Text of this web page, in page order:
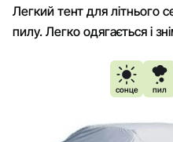
Легкий тент для літнього
пилу. Легко одягається і
сонце пил